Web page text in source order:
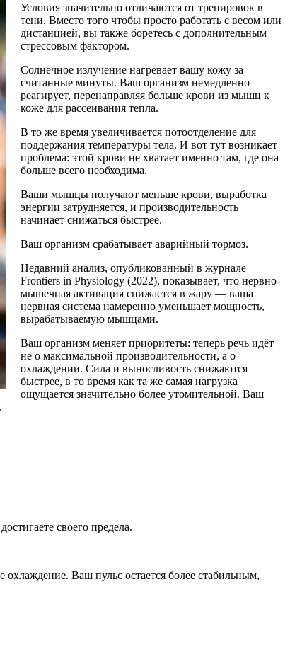
Условия значительно отличаются от тренировок в
тени. Вместо того чтобы просто работать с весом или
дистанцией, вы также боретесь с дополнительным
стрессовым фактором.
Солнечное излучение нагревает вашу кожу за
считанные минуты. Ваш организм немедленно
реагирует, перенаправляя больше крови из мышц к
коже для рассеивания тепла.
В то же время увеличивается потоотделение для
поддержания температуры тела. И вот тут возникает
проблема: этой крови не хватает именно там, где она
больше всего необходима.
Ваши мышцы получают меньше крови, выработка
энергии затрудняется, и производительность
начинает снижаться быстрее.
Ваш организм срабатывает аварийный тормоз.
Недавний анализ, опубликованный в журнале
Frontiers in Physiology (2022), показывает, что нервно-
мышечная активация снижается в жару — ваша
нервная система намеренно уменьшает мощность,
вырабатываемую мышцами.
Ваш организм меняет приоритеты: теперь речь идёт
не о максимальной производительности, а о
охлаждении. Сила и выносливость снижаются
быстрее, в то время как та же самая нагрузка
ощущается значительно более утомительной. Ваш
своего предела.
охлаждение. Ваш пульс остается более стабильным,